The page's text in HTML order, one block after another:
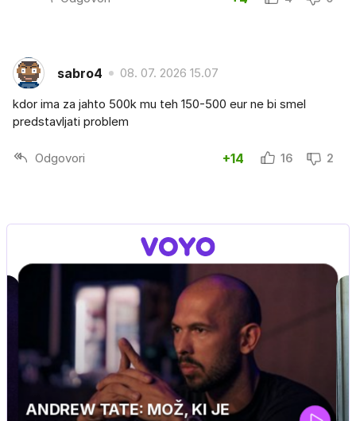
sabro4 08. 07. 2026 15.07
kdor ima za jahto 500k mu teh 150-500 eur ne bi smel
predstavljati problem
Odgovori +14 16 2